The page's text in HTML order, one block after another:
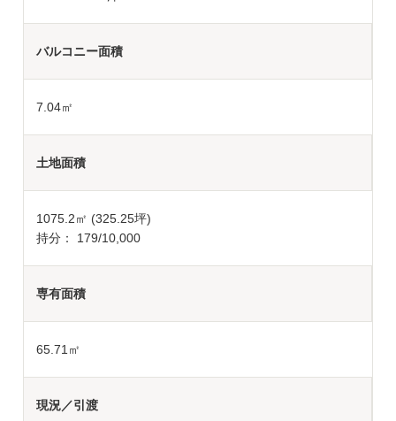
バルコニー面積
7.04㎡
土地面積
1075.2㎡ (325.25坪)
持分： 179/10,000
専有面積
65.71㎡
現況／引渡